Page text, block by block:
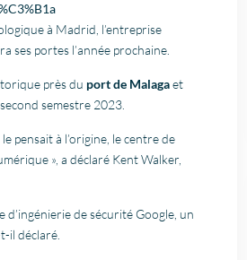
à Madrid, l’entreprise
ses portes l’année prochaine.
près du port de Malagaet
semestre 2023.
pensait à l’origine, le centre de
», a déclaré Kent Walker,
de sécurité Google, un
il déclaré.